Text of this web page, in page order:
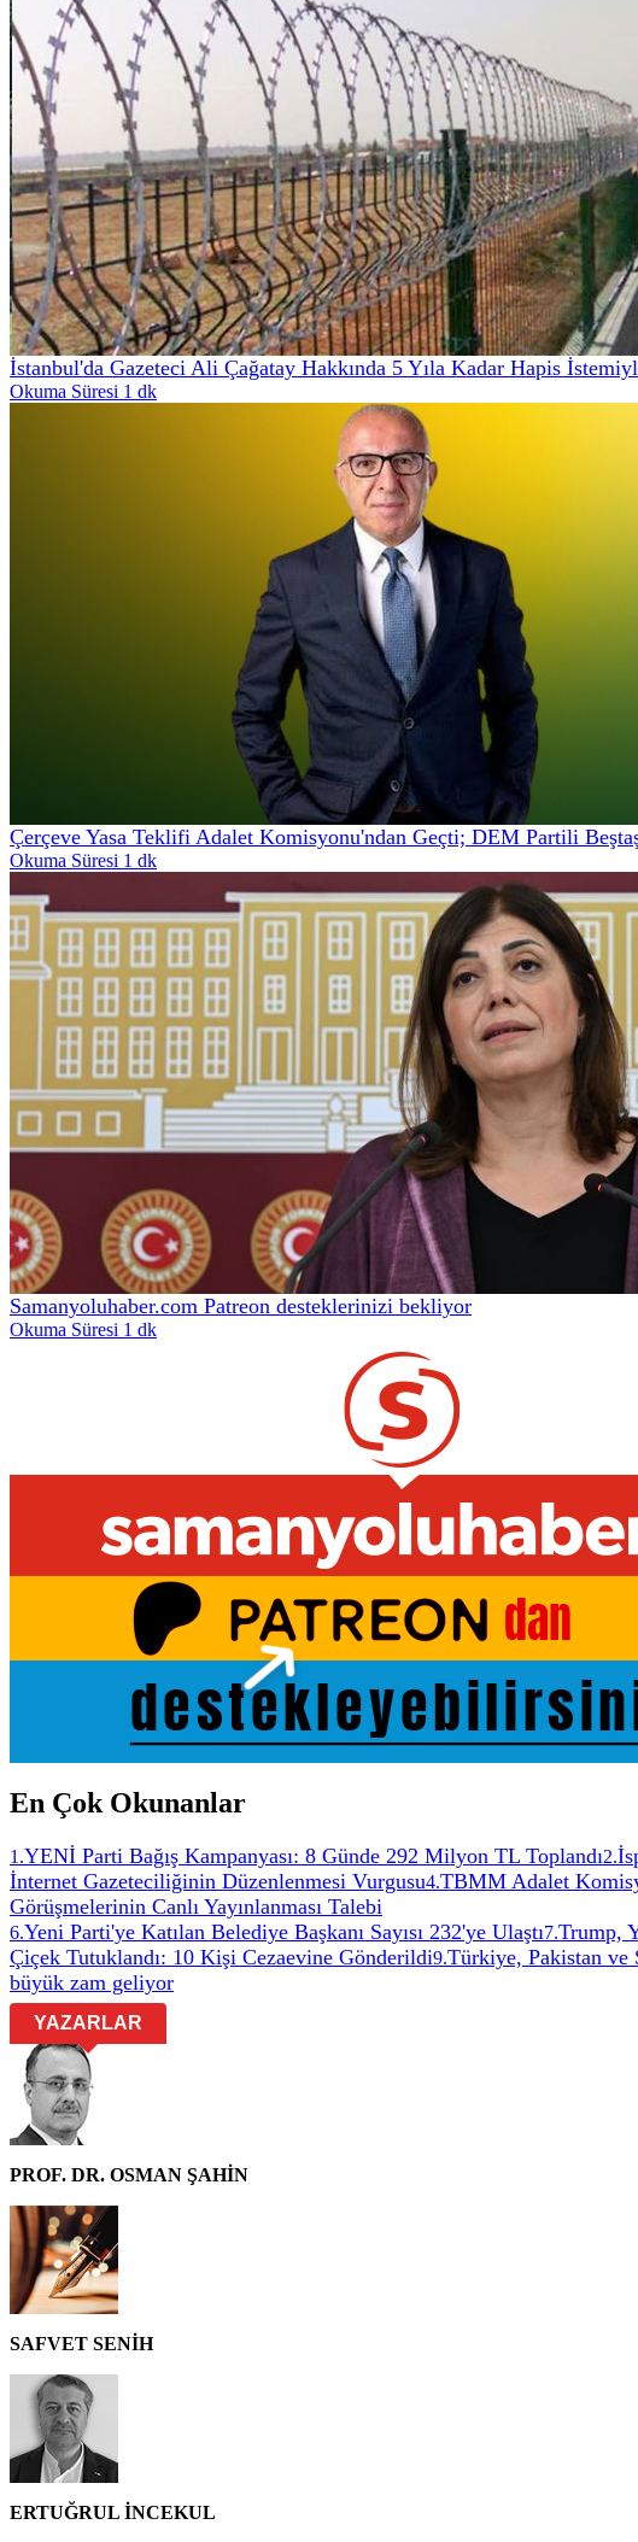
İstanbul'da Gazeteci Ali Çağatay Hakkında 5 Yıla Kadar Hapis
Okuma Süresi 1 dk
Çerçeve Yasa Teklifi Adalet Komisyonu'ndan Geçti; DEM Partili
Okuma Süresi 1 dk
Samanyoluhaber.com Patreon desteklerinizi bekliyor
Okuma Süresi 1 dk
En Çok Okunanlar
1 .YENİ Parti Bağış Kampanyası: 8 Günde 292 Milyon TL Toplandı2.
İnternet Gazeteciliğinin Düzenlenmesi Vurgusu4.TBMM Adalet
Görüşmelerinin Canlı Yayınlanması Talebi
6.Yeni Parti'ye Katılan Belediye Başkanı Sayısı 232'ye Ulaştı7.Trump,
Çiçek Tutuklandı: 10 Kişi Cezaevine Gönderildi9.Türkiye, Pakistan ve
büyük zam geliyor
YAZARLAR
PROF. DR. OSMAN ŞAHİN
SAFVET SENİH
ERTUĞRUL İNCEKUL